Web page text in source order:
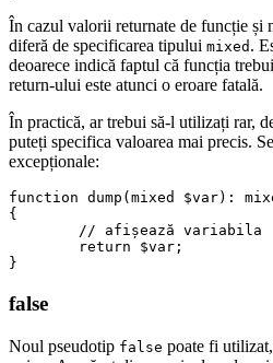
În cazul valorii returnate de funcție și
diferă de specificarea tipului mixed .
deoarece indică faptul că funcția
return-ului este atunci o eroare fatală.
În practică, ar trebui să-l utilizați rar,
puteți specifica valoarea mai precis.
excepționale:
function dump(mixed $var):
{
false
Noul pseudotip false poate fi